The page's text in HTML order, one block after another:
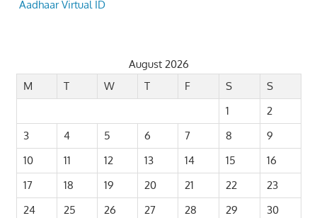
Aadhaar Virtual ID
August 2026
M
T W T F S
S
1
2
3
4 5 6 7 8
9
10
11 12 13 14 15
16
17
18 19 20 21 22
23
24
25 26 27 28 29
30